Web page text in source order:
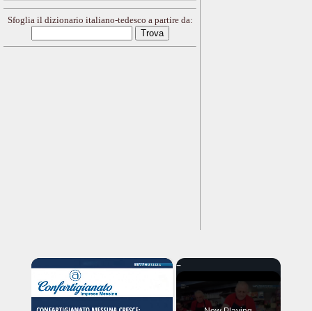
Sfoglia il dizionario italiano-tedesco a partire da:
×